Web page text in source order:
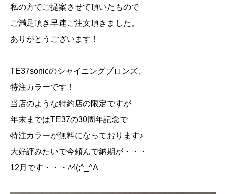
私の方でご提案させて頂いたもので
ご満足頂き早速ご注文頂きました。
ありがとうございます！
TE37sonicのシャイニングブロンズ、
特注カラーです！
当店のような特約店の限定ですが
年末まではTE37の30周年記念で
特注カラーが無料になっております♪
大好評みたいで今頼んで納期が・・・
12月です・・・ﾊｲ(;^_^A